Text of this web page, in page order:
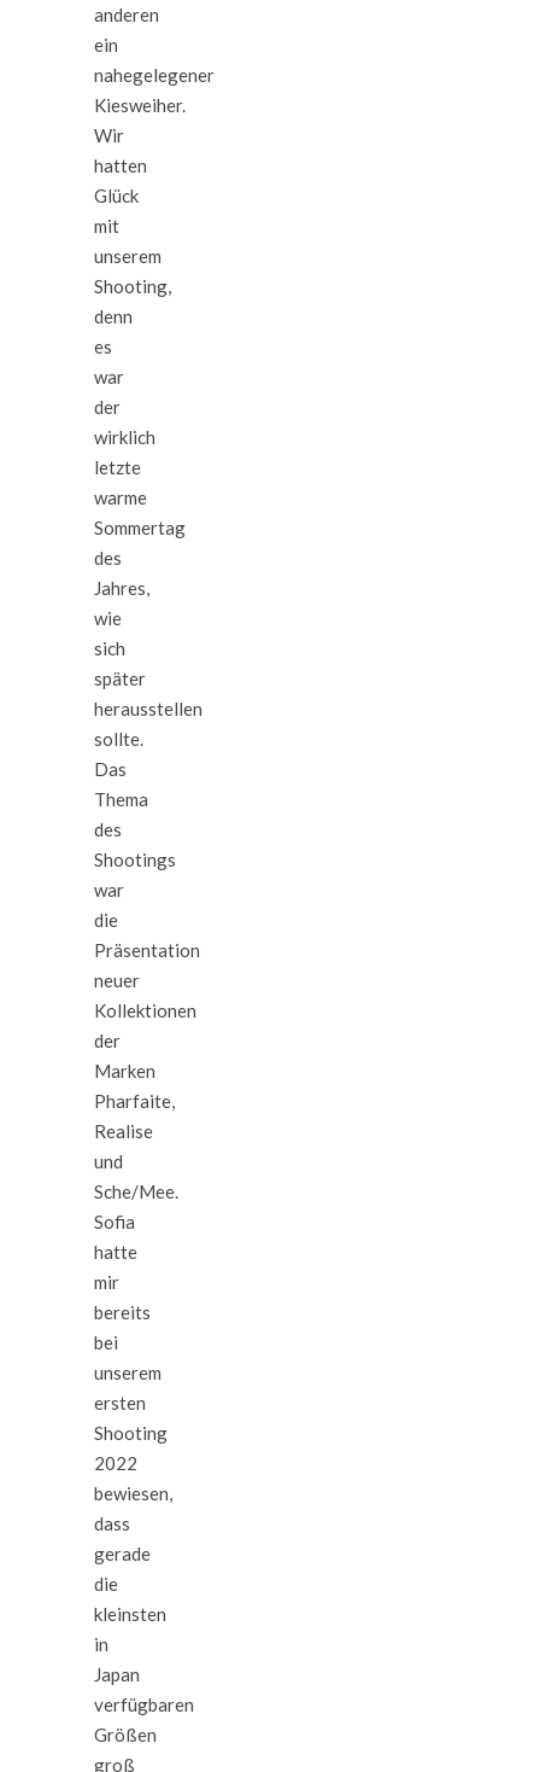
anderen
ein
nahegelegener
Kiesweiher.
Wir
hatten
Glück
mit
unserem
Shooting,
denn
es
war
der
wirklich
letzte
warme
Sommertag
des
Jahres,
wie
sich
später
herausstellen
sollte.
Das
Thema
des
Shootings
war
die
Präsentation
neuer
Kollektionen
der
Marken
Pharfaite,
Realise
und
Sche/Mee.
Sofia
hatte
mir
bereits
bei
unserem
ersten
Shooting
2022
bewiesen,
dass
gerade
die
kleinsten
in
Japan
verfügbaren
Größen
groß